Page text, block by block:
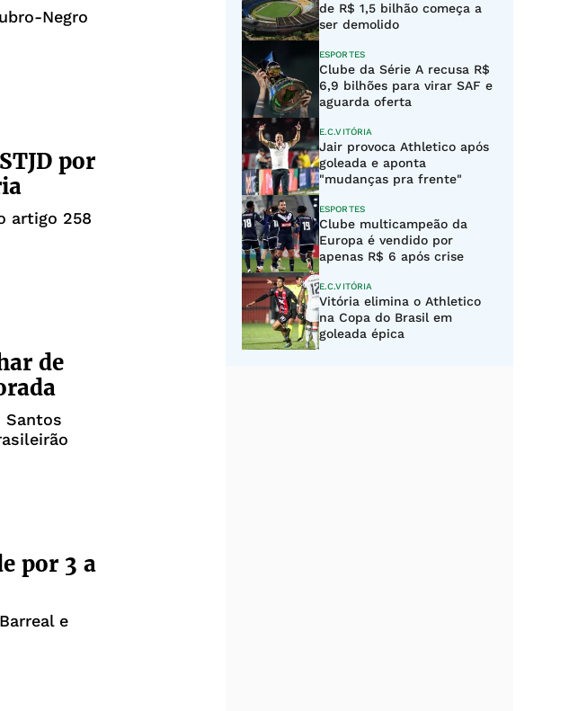
Negro
por
artigo 258
de
Santos
por 3 a
e
de R$ 1,5 bilhão começa a
ser demolido
ESPORTES
Clube da Série A recusa R$
6,9 bilhões para virar SAF e
aguarda oferta
E.C.VITÓRIA
Jair provoca Athletico após
goleada e aponta
"mudanças pra frente"
ESPORTES
Clube multicampeão da
Europa é vendido por
apenas R$ 6 após crise
E.C.VITÓRIA
Vitória elimina o Athletico
na Copa do Brasil em
goleada épica